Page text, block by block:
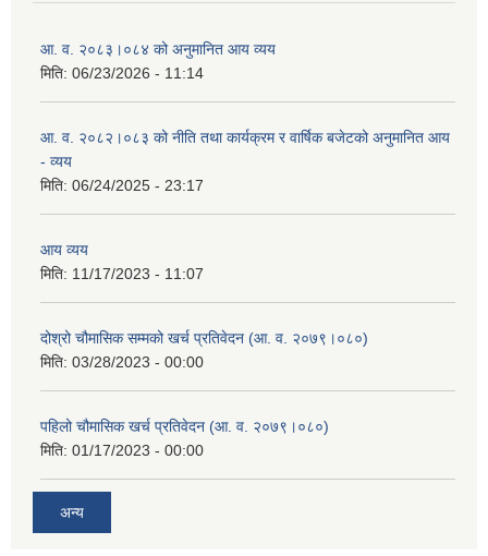
आ. व. २०८३।०८४ को अनुमानित आय व्यय
मिति: 06/23/2026 - 11:14
आ. व. २०८२।०८३ को नीति तथा कार्यक्रम र वार्षिक बजेटको अनुमानित आय
- व्यय
मिति: 06/24/2025 - 23:17
आय व्यय
मिति: 11/17/2023 - 11:07
दोश्रो चौमासिक सम्मको खर्च प्रतिवेदन (आ. व. २०७९।०८०)
मिति: 03/28/2023 - 00:00
पहिलो चौमासिक खर्च प्रतिवेदन (आ. व. २०७९।०८०)
मिति: 01/17/2023 - 00:00
अन्य